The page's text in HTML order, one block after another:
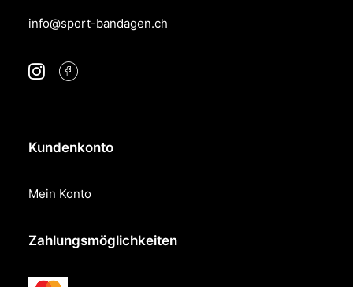
info@sport-bandagen.ch
Kundenkonto
Mein Konto
Zahlungsmöglichkeiten